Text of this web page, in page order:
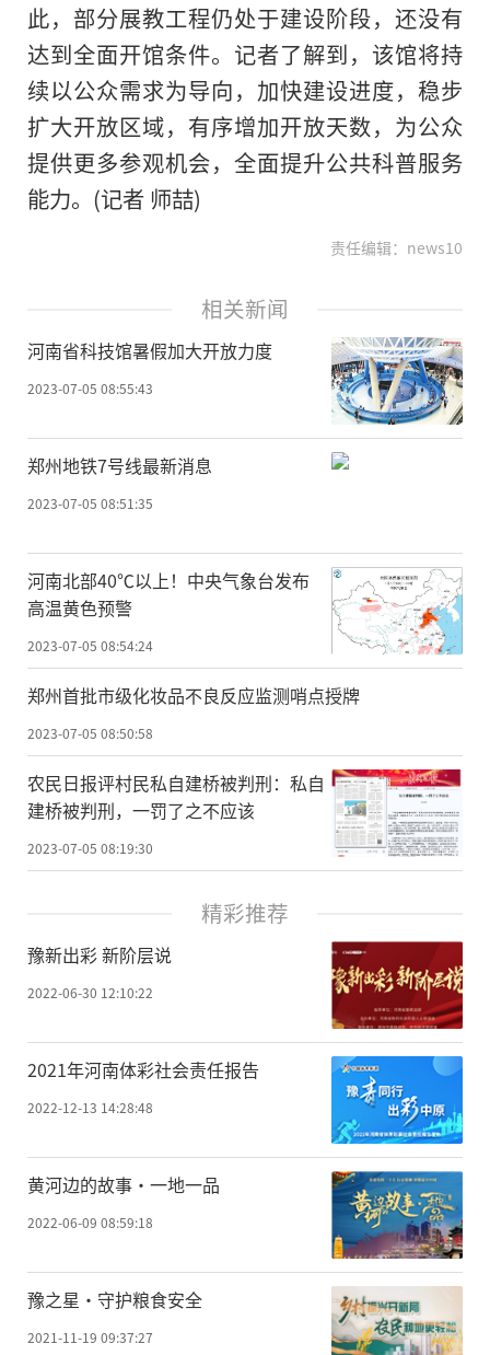
此，部分展教工程仍处于建设阶段，还没有
达到全面开馆条件。记者了解到，该馆将持
续以公众需求为导向，加快建设进度，稳步
扩大开放区域，有序增加开放天数，为公众
提供更多参观机会，全面提升公共科普服务
能力。(记者 师喆)
责任编辑：news10
相关新闻
河南省科技馆暑假加大开放力度
2023-07-05 08:55:43
郑州地铁7号线最新消息
2023-07-05 08:51:35
河南北部40℃以上！中央气象台发布
高温黄色预警
2023-07-05 08:54:24
郑州首批市级化妆品不良反应监测哨点授牌
2023-07-05 08:50:58
农民日报评村民私自建桥被判刑：私自
建桥被判刑，一罚了之不应该
2023-07-05 08:19:30
精彩推荐
豫新出彩 新阶层说
2022-06-30 12:10:22
2021年河南体彩社会责任报告
2022-12-13 14:28:48
黄河边的故事·一地一品
2022-06-09 08:59:18
豫之星·守护粮食安全
2021-11-19 09:37:27